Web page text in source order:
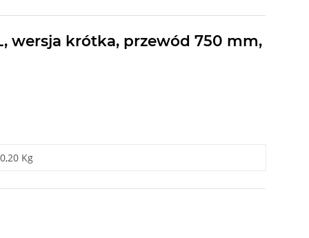
wersja krótka, przewód 750 mm,
0,20 Kg